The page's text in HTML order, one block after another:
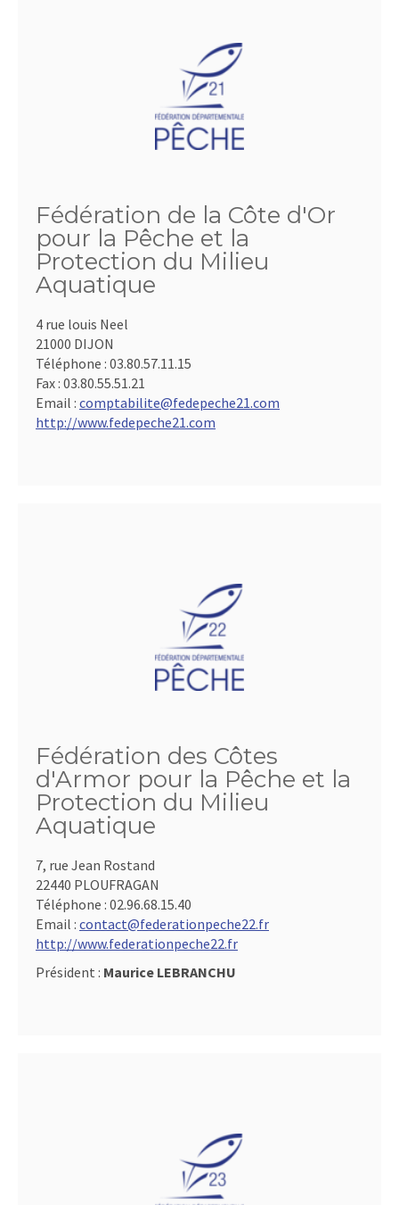
Fédération de la Côte d'Or
pour la Pêche et la
Protection du Milieu
Aquatique
4 rue louis Neel
21000 DIJON
Téléphone : 03.80.57.11.15
Fax : 03.80.55.51.21
Email : comptabilite@fedepeche21.com
http://www.fedepeche21.com
Fédération des Côtes
d'Armor pour la Pêche et la
Protection du Milieu
Aquatique
7, rue Jean Rostand
22440 PLOUFRAGAN
Téléphone : 02.96.68.15.40
Email : contact@federationpeche22.fr
http://www.federationpeche22.fr
Président : Maurice LEBRANCHU